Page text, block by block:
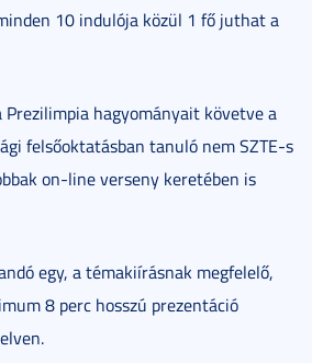
10 indulója közül 1 fő juthat a
Prezilimpia hagyományait követve a
felsőoktatásban tanuló nem SZTE-s
on-line verseny keretében is
egy, a témakiírásnak megfelelő,
8 perc hosszú prezentáció